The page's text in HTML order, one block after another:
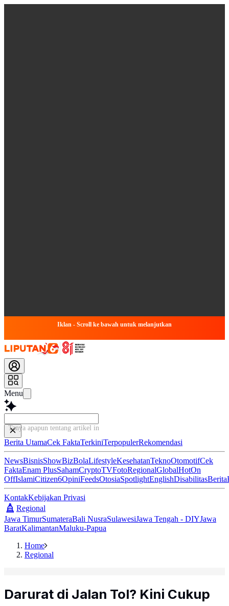
Iklan - Scroll ke bawah untuk melanjutkan
Menu
Tanya apapun tentang artikel ini...
Berita UtamaCek FaktaTerkiniTerpopulerRekomendasi
NewsBisnisShowBizBolaLifestyleKesehatanTeknoOtomotifCek
FaktaEnam PlusSahamCryptoTVFotoRegionalGlobalHotOn
OffIslamiCitizen6OpiniFeedsOtosiaSpotlightEnglishDisabilitasBerita
KontakKebijakan Privasi
Regional
Jawa TimurSumateraBali NusraSulawesiJawa Tengah - DIYJawa
BaratKalimantanMaluku-Papua
Home
Regional
Darurat di Jalan Tol? Kini Cukup